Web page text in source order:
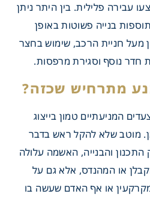
עבירה פלילית. בין היתר ניתן
בנייה פשוטות באופן
מעל חניית הרכב, שימוש בחצר
חדר נוסף וסגירת מרפסות.
המניעתיים טמון בייצוג
מוטב שלא להקל ראש בדבר
סעיף 208 לחוק התכנון והבנייה, האשמה עלולה
או המהנדס, אלא גם על
או אף האדם שעשה בו